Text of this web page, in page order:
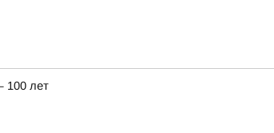
100 лет